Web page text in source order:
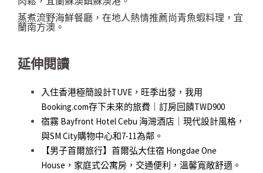
蒸煮流野海鮮餐廳，在地人熱情推薦尚青魚蝦料理，宜
蘭南方澳。
延伸閱讀
入住香港極簡設計TUVE，旺季出發，我用
Booking.com存下未來的旅費｜訂房回饋TWD900
宿霧 Bayfront Hotel Cebu 海灣酒店｜現代設計風格，
與SM City購物中心和7-11為鄰。
【男子首爾旅行】首爾弘大住宿 Hongdae One
House，家庭式公寓房，交通便利，溫馨寬敞舒適。